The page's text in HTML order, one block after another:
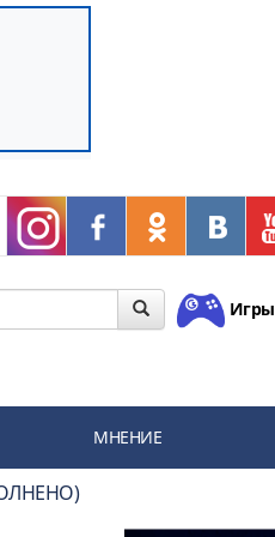
Игры
МНЕНИЕ